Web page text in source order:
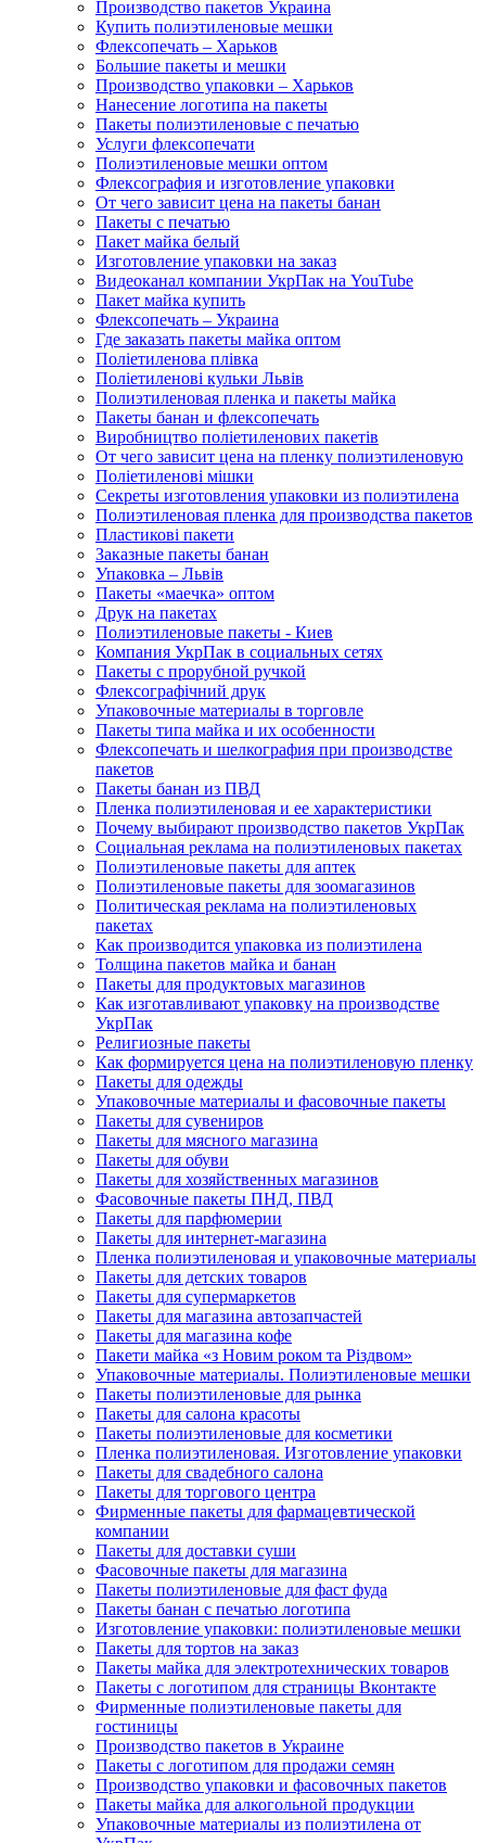
Производство пакетов Украина
Купить полиэтиленовые мешки
Флексопечать – Харьков
Большие пакеты и мешки
Производство упаковки – Харьков
Нанесение логотипа на пакеты
Пакеты полиэтиленовые с печатью
Услуги флексопечати
Полиэтиленовые мешки оптом
Флексография и изготовление упаковки
От чего зависит цена на пакеты банан
Пакеты с печатью
Пакет майка белый
Изготовление упаковки на заказ
Видеоканал компании УкрПак на YouTube
Пакет майка купить
Флексопечать – Украина
Где заказать пакеты майка оптом
Поліетиленова плівка
Поліетиленові кульки Львів
Полиэтиленовая пленка и пакеты майка
Пакеты банан и флексопечать
Виробництво поліетиленових пакетів
От чего зависит цена на пленку полиэтиленовую
Поліетиленові мішки
Секреты изготовления упаковки из полиэтилена
Полиэтиленовая пленка для производства пакетов
Пластикові пакети
Заказные пакеты банан
Упаковка – Львів
Пакеты «маечка» оптом
Друк на пакетах
Полиэтиленовые пакеты - Киев
Компания УкрПак в социальных сетях
Пакеты с прорубной ручкой
Флексографічний друк
Упаковочные материалы в торговле
Пакеты типа майка и их особенности
Флексопечать и шелкография при производстве
пакетов
Пакеты банан из ПВД
Пленка полиэтиленовая и ее характеристики
Почему выбирают производство пакетов УкрПак
Социальная реклама на полиэтиленовых пакетах
Полиэтиленовые пакеты для аптек
Полиэтиленовые пакеты для зоомагазинов
Политическая реклама на полиэтиленовых
пакетах
Как производится упаковка из полиэтилена
Толщина пакетов майка и банан
Пакеты для продуктовых магазинов
Как изготавливают упаковку на производстве
УкрПак
Религиозные пакеты
Как формируется цена на полиэтиленовую пленку
Пакеты для одежды
Упаковочные материалы и фасовочные пакеты
Пакеты для сувениров
Пакеты для мясного магазина
Пакеты для обуви
Пакеты для хозяйственных магазинов
Фасовочные пакеты ПНД, ПВД
Пакеты для парфюмерии
Пакеты для интернет-магазина
Пленка полиэтиленовая и упаковочные материалы
Пакеты для детских товаров
Пакеты для супермаркетов
Пакеты для магазина автозапчастей
Пакеты для магазина кофе
Пакети майка «з Новим роком та Різдвом»
Упаковочные материалы. Полиэтиленовые мешки
Пакеты полиэтиленовые для рынка
Пакеты для салона красоты
Пакеты полиэтиленовые для косметики
Пленка полиэтиленовая. Изготовление упаковки
Пакеты для свадебного салона
Пакеты для торгового центра
Фирменные пакеты для фармацевтической
компании
Пакеты для доставки суши
Фасовочные пакеты для магазина
Пакеты полиэтиленовые для фаст фуда
Пакеты банан с печатью логотипа
Изготовление упаковки: полиэтиленовые мешки
Пакеты для тортов на заказ
Пакеты майка для электротехнических товаров
Пакеты с логотипом для страницы Вконтакте
Фирменные полиэтиленовые пакеты для
гостиницы
Производство пакетов в Украине
Пакеты с логотипом для продажи семян
Производство упаковки и фасовочных пакетов
Пакеты майка для алкогольной продукции
Упаковочные материалы из полиэтилена от